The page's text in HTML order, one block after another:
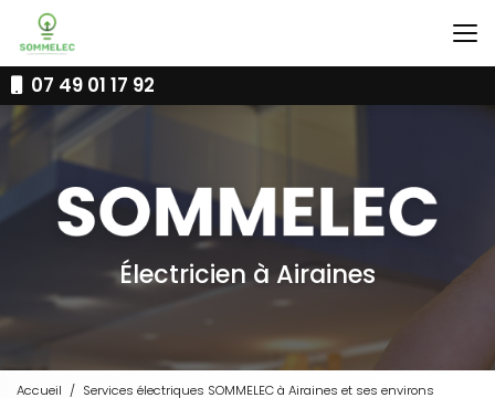
contenu
principal07 49 01 17 92
Électricien à Airaines
Accueil
Services électriques SOMMELEC à Airaines et ses environs